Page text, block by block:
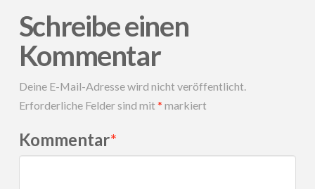
Schreibe einen
Kommentar
Deine E-Mail-Adresse wird nicht veröffentlicht.
Erforderliche Felder sind mit * markiert
Kommentar*